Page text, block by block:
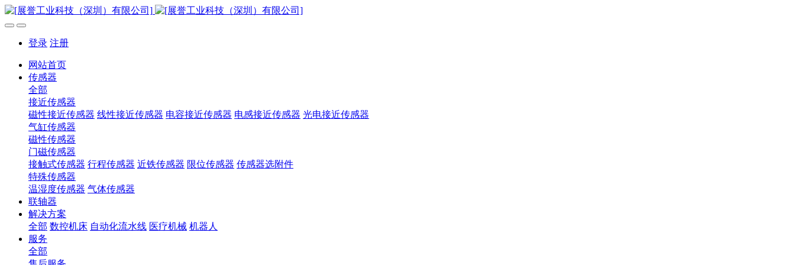
登录 注册
网站首页
传感器
全部
接近传感器
磁性接近传感器 线性接近传感器 电容接近传感器 电感接近传感器 光电接近传感器
气缸传感器
磁性传感器
门磁传感器
接触式传感器 行程传感器 近铁传感器 限位传感器 传感器选附件
特殊传感器
温湿度传感器 气体传感器
联轴器
解决方案
全部 数控机床 自动化流水线 医疗机械 机器人
服务
全部